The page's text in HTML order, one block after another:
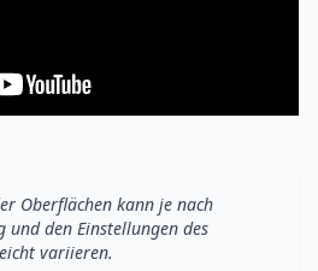
Oberflächen kann je nach
und den Einstellungen des
variieren.